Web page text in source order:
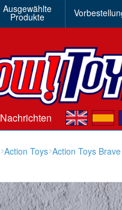
Ausgewählte
Produkte
Nachrichten en es
Action Toys Action Toys